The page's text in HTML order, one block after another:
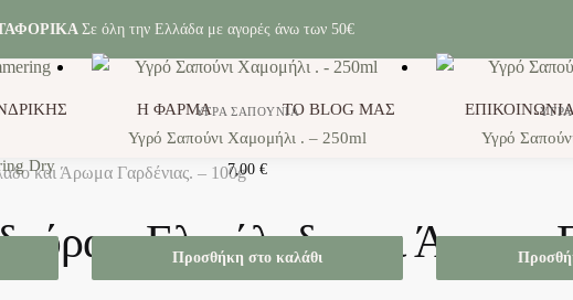
Σε όλη την Ελλάδα με αγορές άνω των 50€
Η ΦΑΡΜΑ ΤΟ BLOG ΜΑΣ ΕΠΙΚΟΙΝΩΝΙΑ
Dry
ΥΓΡΆ ΣΑΠΟΎΝΙΑ
Υγρό Σαπούνι Χαμομήλι . – 250ml
7,00€
Προσθήκη στο καλάθι
Υγρό
και Άρωμα Γαρδένιας. – 100g
Ελαιόλαδο και Άρωμα